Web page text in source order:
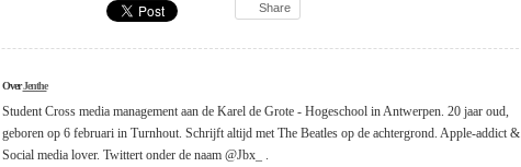
Share
OverJenthe
Student Cross media management aan de Karel de Grote - Hogeschool in Antwerpen. 20 jaar oud,
geboren op 6 februari in Turnhout. Schrijft altijd met The Beatles op de achtergrond. Apple-addict &
Social media lover. Twittert onder de naam @Jbx_ .